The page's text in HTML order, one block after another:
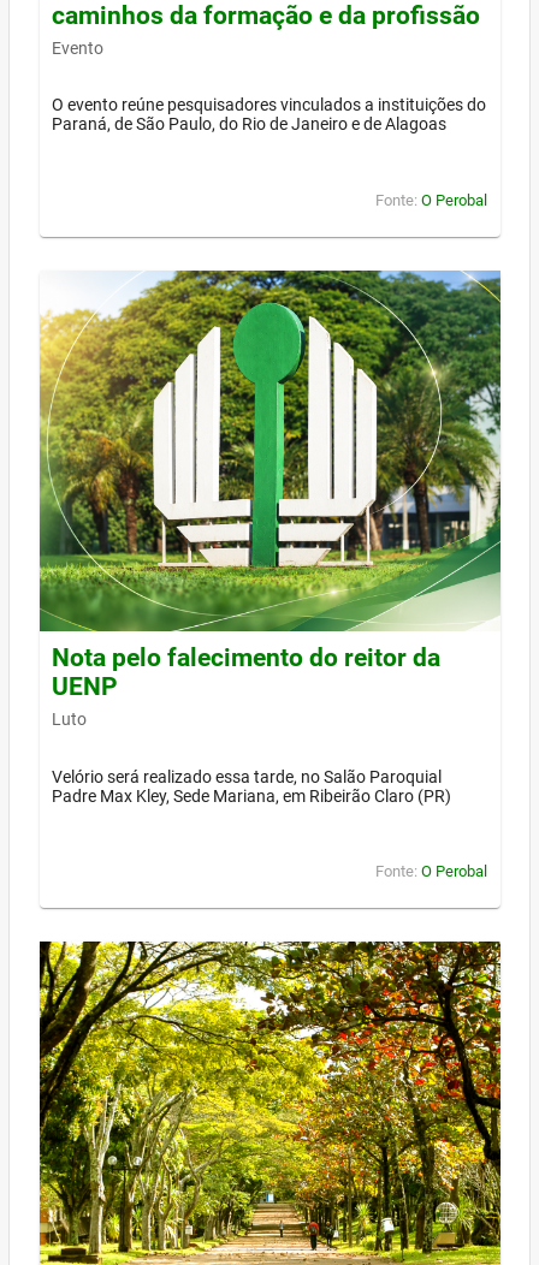
caminhos da formação e da profissão
Evento
O evento reúne pesquisadores vinculados a instituições do
Paraná, de São Paulo, do Rio de Janeiro e de Alagoas
Fonte: O Perobal
Nota pelo falecimento do reitor da
UENP
Luto
Velório será realizado essa tarde, no Salão Paroquial
Padre Max Kley, Sede Mariana, em Ribeirão Claro (PR)
Fonte: O Perobal